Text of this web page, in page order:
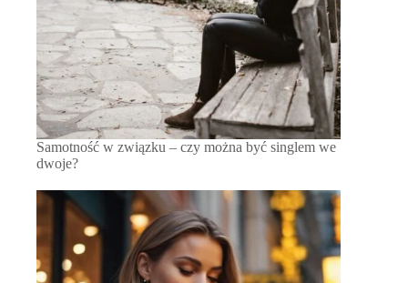
Samotność w związku – czy można być singlem we
dwoje?